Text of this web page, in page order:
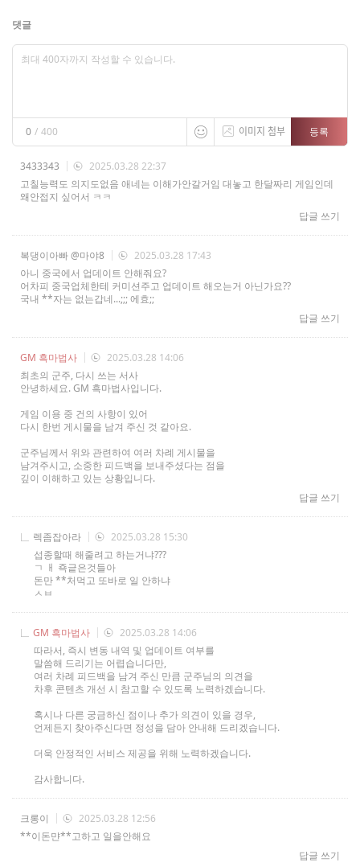
댓글
0 / 400 이미지 첨부 등록
3433343
2025.03.28 22:37
고칠능력도 의지도없음 애네는 이해가안갈거임 대놓고 한달짜리 게임인데
왜안접지 싶어서 ㅋㅋ
답글 쓰기
복댕이아빠 @마야8
2025.03.28 17:43
아니 중국에서 업데이트 안해줘요?
어차피 중국업체한테 커미션주고 업데이트 해오는거 아닌가요??
국내 **자는 없는갑네...;;; 에효;;
답글 쓰기
GM 흑마법사
2025.03.28 14:06
최초의 군주, 다시 쓰는 서사
안녕하세요. GM 흑마법사입니다.
게임 이용 중 건의 사항이 있어
다시 한번 게시물을 남겨 주신 것 같아요.
군주님께서 위와 관련하여 여러 차례 게시물을
남겨주시고, 소중한 피드백을 보내주셨다는 점을
깊이 이해하고 있는 상황입니다.
답글 쓰기
렉좀잡아라
2025.03.28 15:30
섭종할때 해줄려고 하는거냐???
ㄱ ㅐ 죡긑은것들아
돈만 **처먹고 또바로 일 안하냐
ㅅㅂ
GM 흑마법사
2025.03.28 14:06
따라서, 즉시 변동 내역 및 업데이트 여부를
말씀해 드리기는 어렵습니다만,
여러 차례 피드백을 남겨 주신 만큼 군주님의 의견을
차후 콘텐츠 개선 시 참고할 수 있도록 노력하겠습니다.
혹시나 다른 궁금하신 점이나 추가 의견이 있을 경우,
언제든지 찾아주신다면 정성을 담아 안내해 드리겠습니다.
더욱 안정적인 서비스 제공을 위해 노력하겠습니다.
감사합니다.
크롱이
2025.03.28 12:56
**이돈먄**고하고 일을안해요
답글 쓰기